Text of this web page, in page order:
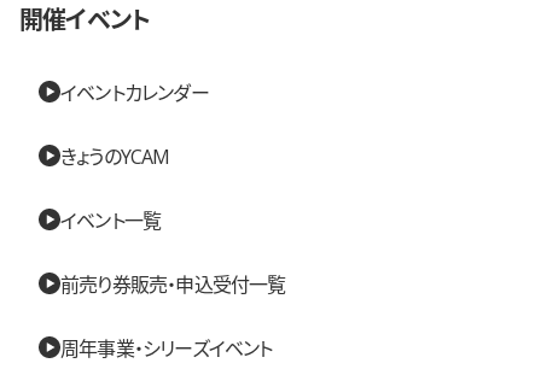
開催イベント
イベントカレンダー
きょうのYCAM
イベント一覧
前売り券販売・申込受付一覧
周年事業・シリーズイベント